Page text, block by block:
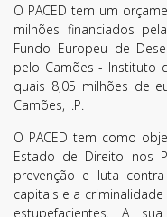
O PACED tem um
milhões financiados
Fundo Europeu de
pelo Camões - Instituto
quais 8,05 milhões de
Camões, I.P.
O PACED tem como
Estado de Direito nos
prevenção e luta
capitais e a
estupefacientes. A